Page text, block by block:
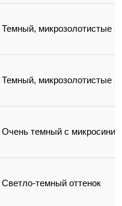
Темный, микрозолотистые
Темный, микрозолотистые
Очень темный с
Светло-темный оттенок